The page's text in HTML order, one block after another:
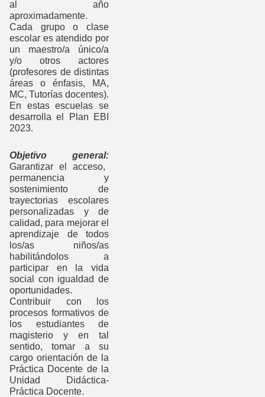
al año
aproximadamente.
Cada grupo o clase
escolar es atendido por
un maestro/a único/a
y/o otros actores
(profesores de distintas
áreas o énfasis, MA,
MC, Tutorías docentes).
En estas escuelas se
desarrolla el Plan EBI
2023.
Objetivo general:
Garantizar el acceso,
permanencia y
sostenimiento de
trayectorias escolares
personalizadas y de
calidad, para mejorar el
aprendizaje de todos
los/as niños/as
habilitándolos a
participar en la vida
social con igualdad de
oportunidades.
Contribuir con los
procesos formativos de
los estudiantes de
magisterio y en tal
sentido, tomar a su
cargo orientación de la
Práctica Docente de la
Unidad Didáctica-
Práctica Docente.